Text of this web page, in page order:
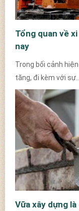
Tổng quan về
nay
Trong bối cảnh
tăng, đi kèm với sự...
Vữa xây dựng